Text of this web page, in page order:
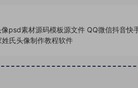
psd素材源码模板源文件 QQ微信抖音快
姓氏头像制作教程软件